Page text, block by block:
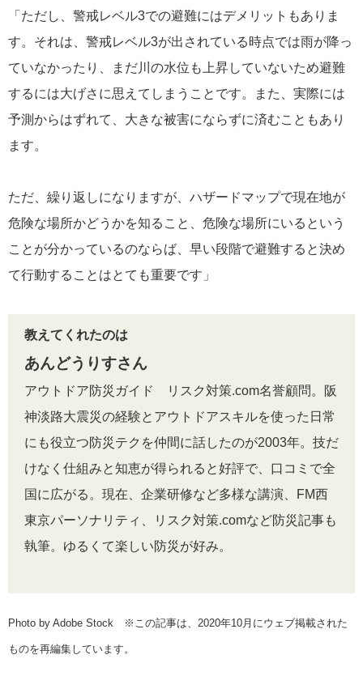
「ただし、警戒レベル3での避難にはデメリットもありま
す。それは、警戒レベル3が出されている時点では雨が降っ
ていなかったり、まだ川の水位も上昇していないため避難
するには大げさに思えてしまうことです。また、実際には
予測からはずれて、大きな被害にならずに済むこともあり
ます。
ただ、繰り返しになりますが、ハザードマップで現在地が
危険な場所かどうかを知ること、危険な場所にいるという
ことが分かっているのならば、早い段階で避難すると決め
て行動することはとても重要です」
教えてくれたのは
あんどうりすさん
アウトドア防災ガイド リスク対策.com名誉顧問。阪
神淡路大震災の経験とアウトドアスキルを使った日常
にも役立つ防災テクを仲間に話したのが2003年。技だ
けなく仕組みと知恵が得られると好評で、口コミで全
国に広がる。現在、企業研修など多様な講演、FM西
東京パーソナリティ、リスク対策.comなど防災記事も
執筆。ゆるくて楽しい防災が好み。
Photo by Adobe Stock ※この記事は、2020年10月にウェブ掲載された
ものを再編集しています。